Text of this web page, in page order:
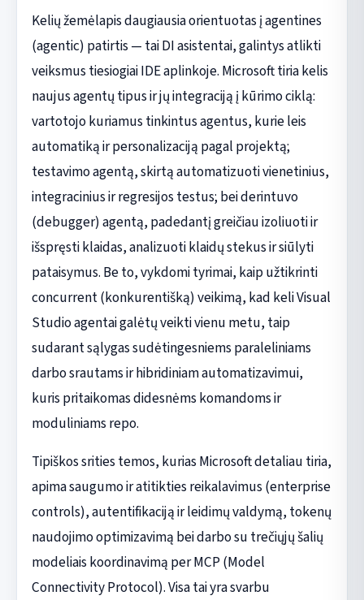
Kelių žemėlapis daugiausia orientuotas į agentines
(agentic) patirtis — tai DI asistentai, galintys atlikti
veiksmus tiesiogiai IDE aplinkoje. Microsoft tiria kelis
naujus agentų tipus ir jų integraciją į kūrimo ciklą:
vartotojo kuriamus tinkintus agentus, kurie leis
automatiką ir personalizaciją pagal projektą;
testavimo agentą, skirtą automatizuoti vienetinius,
integracinius ir regresijos testus; bei derintuvo
(debugger) agentą, padedantį greičiau izoliuoti ir
išspręsti klaidas, analizuoti klaidų stekus ir siūlyti
pataisymus. Be to, vykdomi tyrimai, kaip užtikrinti
concurrent (konkurentišką) veikimą, kad keli Visual
Studio agentai galėtų veikti vienu metu, taip
sudarant sąlygas sudėtingesniems paraleliniams
darbo srautams ir hibridiniam automatizavimui,
kuris pritaikomas didesnėms komandoms ir
moduliniams repo.
Tipiškos srities temos, kurias Microsoft detaliau tiria,
apima saugumo ir atitikties reikalavimus (enterprise
controls), autentifikaciją ir leidimų valdymą, tokenų
naudojimo optimizavimą bei darbo su trečiųjų šalių
modeliais koordinavimą per MCP (Model
Connectivity Protocol). Visa tai yra svarbu